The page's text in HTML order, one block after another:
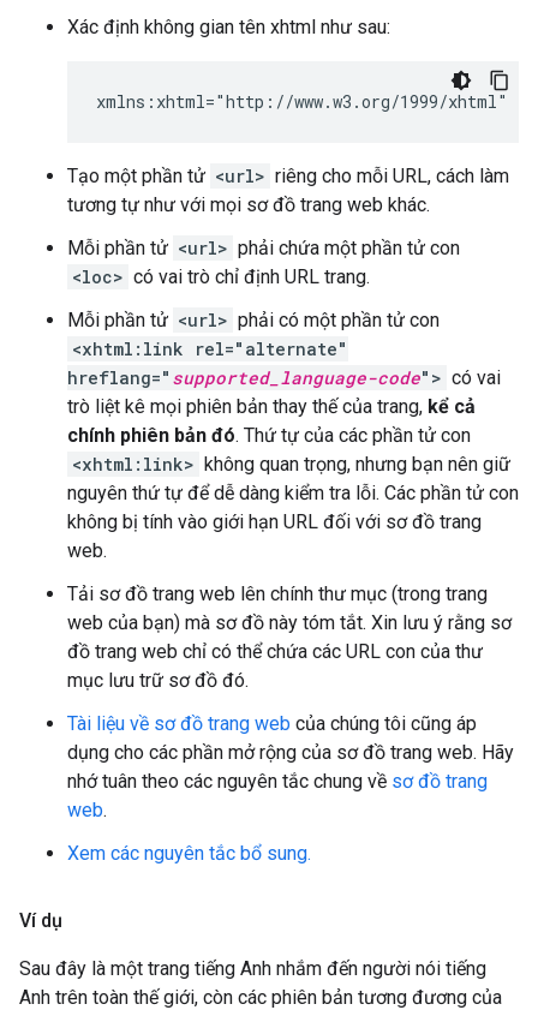
Xác định không gian tên xhtml như sau:
xmlns:xhtml="http://www.w3.org/1999/xhtml"
Tạo một phần tử <url> riêng cho mỗi URL, cách làm
tương tự như với mọi sơ đồ trang web khác.
Mỗi phần tử <url> phải chứa một phần tử con
<loc> có vai trò chỉ định URL trang.
Mỗi phần tử <url> phải có một phần tử con
<xhtml:link rel="alternate"
hreflang=" supported_language-code"> có vai
trò liệt kê mọi phiên bản thay thế của trang, kể cả
chính phiên bản đó. Thứ tự của các phần tử con
<xhtml:link> không quan trọng, nhưng bạn nên giữ
nguyên thứ tự để dễ dàng kiểm tra lỗi. Các phần tử con
không bị tính vào giới hạn URL đối với sơ đồ trang
web.
Tải sơ đồ trang web lên chính thư mục (trong trang
web của bạn) mà sơ đồ này tóm tắt. Xin lưu ý rằng sơ
đồ trang web chỉ có thể chứa các URL con của thư
mục lưu trữ sơ đồ đó.
Tài liệu về sơ đồ trang web của chúng tôi cũng áp
dụng cho các phần mở rộng của sơ đồ trang web. Hãy
nhớ tuân theo các nguyên tắc chung về sơ đồ trang
web.
Xem các nguyên tắc bổ sung.
Ví dụ
Sau đây là một trang tiếng Anh nhắm đến người nói tiếng
Anh trên toàn thế giới, còn các phiên bản tương đương của